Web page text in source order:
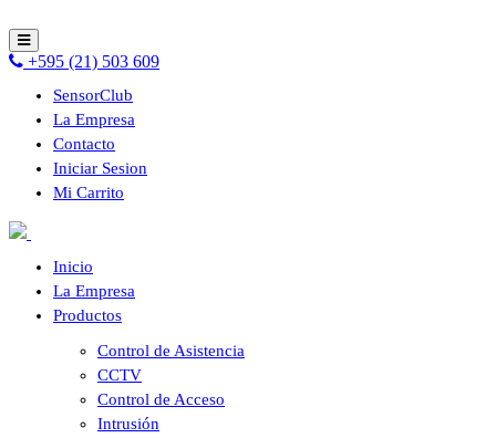
+595 (21) 503 609
SensorClub
La Empresa
Contacto
Iniciar Sesion
Mi Carrito
Inicio
La Empresa
Productos
Control de Asistencia
CCTV
Control de Acceso
Intrusión